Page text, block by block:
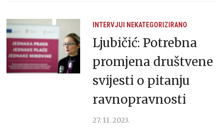
INTERVJUI NEKATEGORIZIRANO
Ljubičić: Potrebna
promjena društvene
svijesti o pitanju
ravnopravnosti
27. 11. 2023.